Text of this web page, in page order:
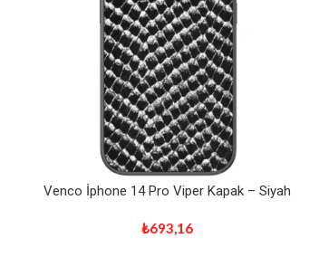
Venco İphone 14 Pro Viper Kapak – Siyah
₺693,16